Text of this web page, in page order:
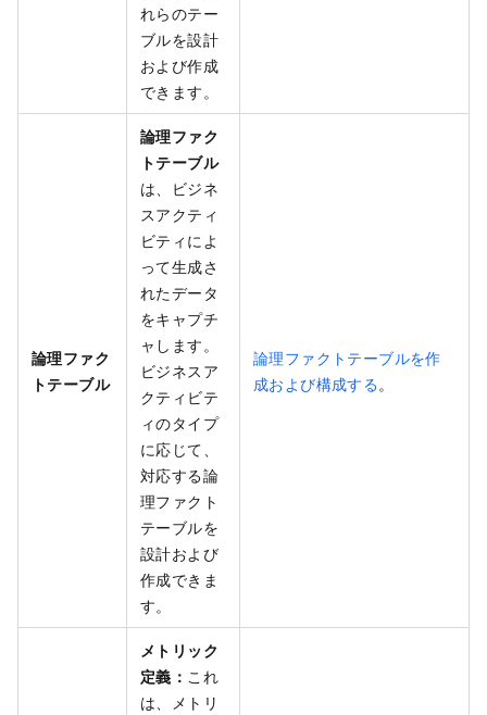
れらのテー
ブルを設計
および作成
できます。
論理ファク
トテーブル
論理ファク
トテーブル
は、ビジネ
スアクティ
ビティによ
って生成さ
れたデータ
をキャプチ
ャします。
ビジネスア
クティビテ
ィのタイプ
に応じて、
対応する論
理ファクト
テーブルを
設計および
作成できま
す。
論理ファクトテーブルを作
成および構成する。
メトリック
定義： これ
は、メトリ